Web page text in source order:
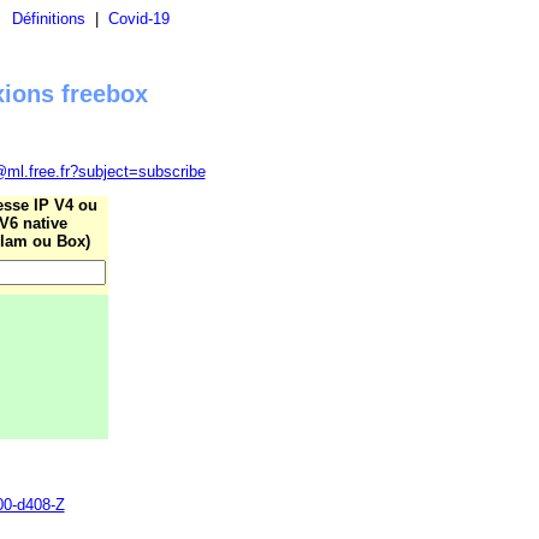
Définitions Covid-19
freebox
IP V4 ou
V6 native
ou Box)
d408-Z